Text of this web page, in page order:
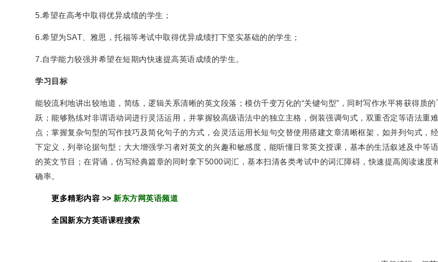
5.希望在高考中取得优异成绩的学生；
6.希望为SAT、雅思，托福等考试中取得优异成绩打下坚实基础的的学生；
7.自学能力较强并希望在短期内快速提高英语成绩的学生。
学习目标
能较流利地讲出较地道，简练，逻辑关系清晰的英文段落；模仿千变万化的“关键句型”，同时写作水平将获得质的
跃；能够熟练对非谓语动词进行灵活运用，并掌握较高级语法中的独立主格，倒装强调句式，双重否定等语法重难
点；掌握复杂句型的写作技巧及简化句子的方式，会灵活运用长短句交替使用搭建文章清晰框架，如并列句式，
下定义，列举论据句型；大大增强学习者对英文的兴趣和敏感度，能听懂日常英文授课，基本的生活叙述及中等
的英文节目；在背诵，仿写经典篇章的同时拿下5000词汇，基本扫清各类考试中的词汇障碍，快速提高阅读速度
确率。
更多精彩内容 >> 新东方网英语频道
全国新东方英语课程搜索